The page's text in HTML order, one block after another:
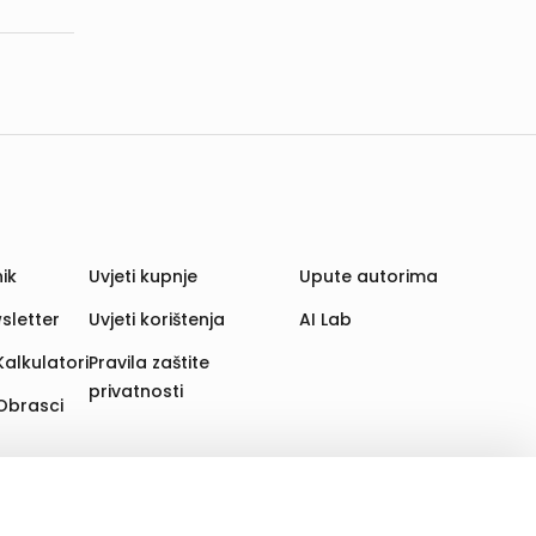
Time poboljšavamo korisničko iskustvo,
Uvjeti kupnje
Uvjeti korištenja
Pravila zaštite
privatnosti
Upute autorima
AI Lab